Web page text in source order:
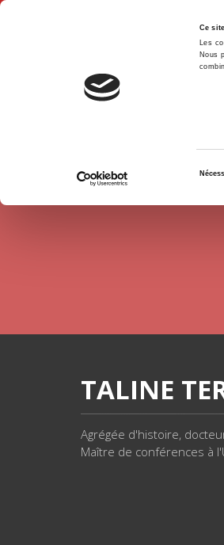
Ce
Les
Nous
TALINE
Agrégée d'histoire,
Maître de conférences à